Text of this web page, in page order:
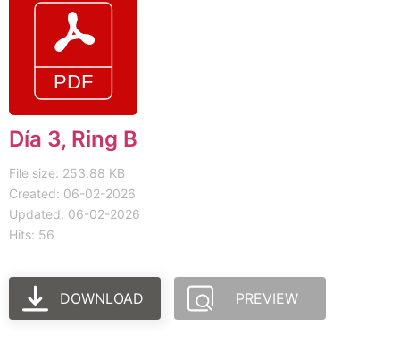
Día 3, Ring B
File size: 253.88 KB
Created: 06-02-2026
Updated: 06-02-2026
Hits: 56
DOWNLOAD PREVIEW